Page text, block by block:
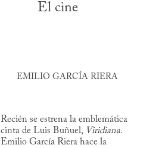
El cine
EMILIO GARCÍA RIERA
Recién se estrena la emblemática
cinta de Luis Buñuel, Viridiana.
Emilio García Riera hace la